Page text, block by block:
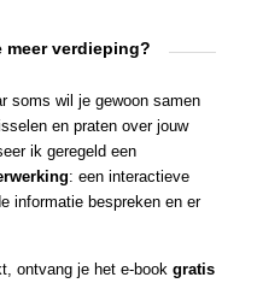
meer verdieping?
soms wil je gewoon samen
en praten over jouw
ik geregeld een
: een interactieve
informatie bespreken en er
ontvang je het e-book gratis